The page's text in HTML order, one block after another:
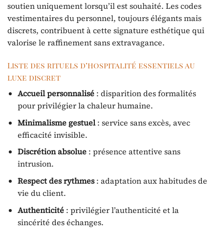
soutien uniquement lorsqu’il est souhaité. Les codes
vestimentaires du personnel, toujours élégants mais
discrets, contribuent à cette signature esthétique qui
valorise le raffinement sans extravagance.
Liste des rituels d’hospitalité essentiels au
luxe discret
Accueil personnalisé: disparition des formalités
pour privilégier la chaleur humaine.
Minimalisme gestuel: service sans excès, avec
efficacité invisible.
Discrétion absolue: présence attentive sans
intrusion.
Respect des rythmes: adaptation aux habitudes de
vie du client.
Authenticité: privilégier l’authenticité et la
sincérité des échanges.